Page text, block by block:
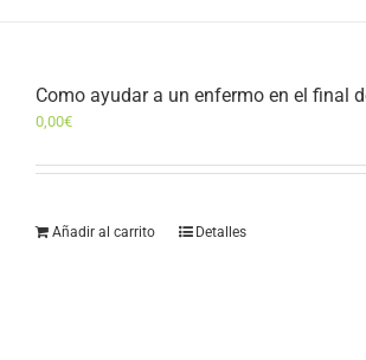
Como ayudar a un enfermo en el final
0,00€
Añadir al carrito Detalles